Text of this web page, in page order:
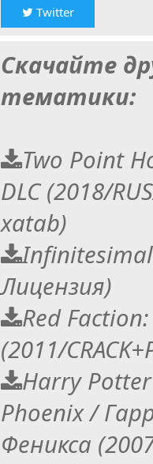
Twitter
Скачайте
тематики:
Two Point
DLC (2018/
xatab)
Лицензия)
Red
(2011/
Harry
Phoenix /
Феникса